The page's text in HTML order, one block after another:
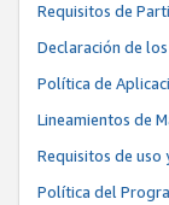
Requisitos de
Declaración de
Política de
Lineamientos de
Requisitos de uso
Política del